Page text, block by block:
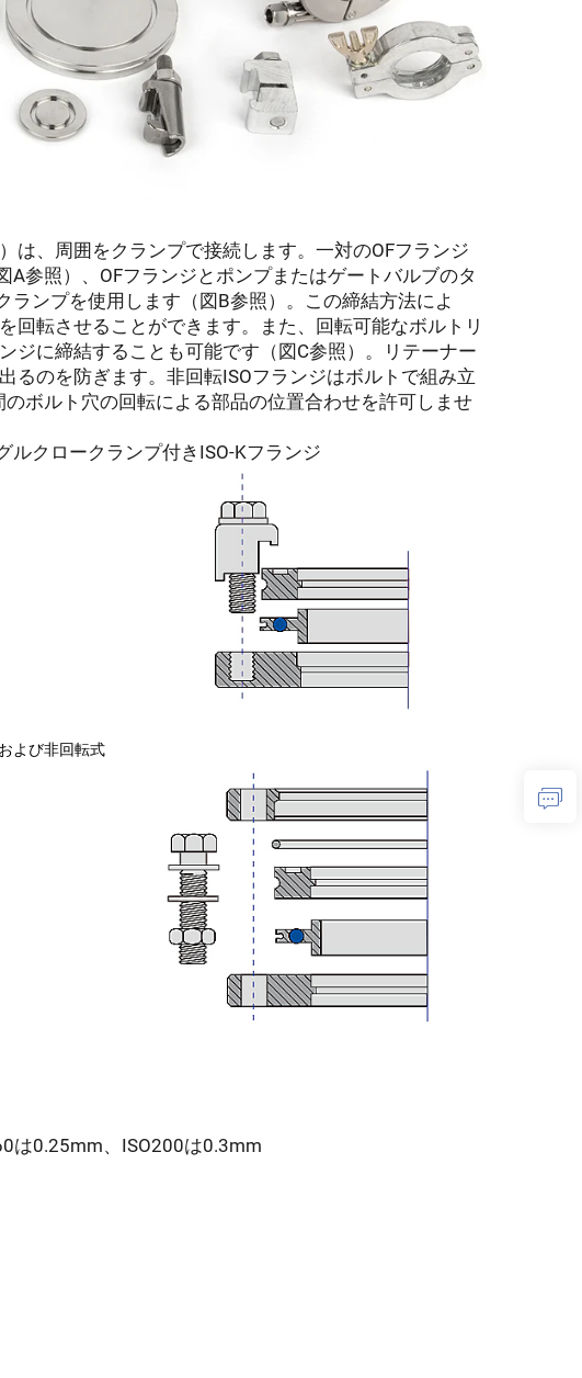
は、周囲をクランプで接続します。一対のOFフランジ
参照）、OFフランジとポンプまたはゲートバルブのタ
ンプを使用します（図B参照）。この締結方法によ
回転させることができます。また、回転可能なボルトリ
ジに締結することも可能です（図C参照）。リテーナー
るのを防ぎます。非回転ISOフランジはボルトで組み立
ボルト穴の回転による部品の位置合わせを許可しませ
ルクロークランプ付きISO-Kフランジ
よび非回転式
は0.25mm、ISO200は0.3mm